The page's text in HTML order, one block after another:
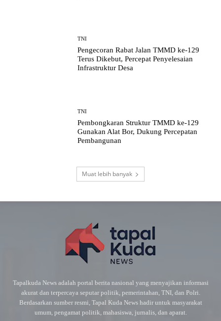
TNI
Pengecoran Rabat Jalan TMMD ke-129
Terus Dikebut, Percepat Penyelesaian
Infrastruktur Desa
TNI
Pembongkaran Struktur TMMD ke-129
Gunakan Alat Bor, Dukung Percepatan
Pembangunan
Muat lebih banyak
Tapalkuda News adalah portal berita nasional yang menyajikan informasi
akurat dan terpercaya seputar politik, pemerintahan, TNI, dan Polri.
Berdasarkan sumber resmi, Tapal Kuda News hadir untuk masyarakat
umum, pengamat politik, mahasiswa, jurnalis, dan aparat.